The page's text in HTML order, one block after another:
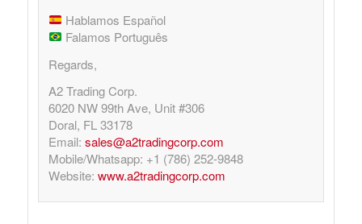
Hablamos Español
Falamos Português
Regards,
A2 Trading Corp.
6020 NW 99th Ave, Unit #306
Doral, FL 33178
Email: sales@a2tradingcorp.com
Mobile/Whatsapp: +1 (786) 252-9848
Website: www.a2tradingcorp.com